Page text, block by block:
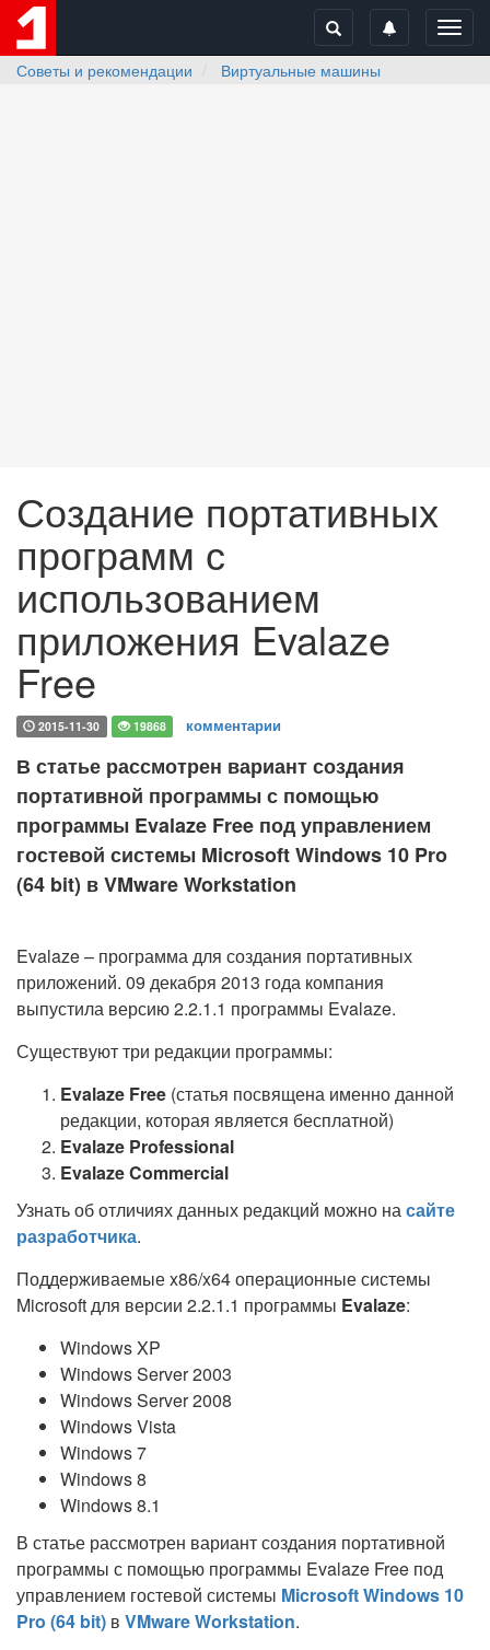
Советы и рекомендации
Виртуальные машины
Создание портативных
программ с
использованием
приложения Evalaze
Free
2015-11-30 19868 комментарии
В статье рассмотрен вариант создания
портативной программы с помощью
программы Evalaze Free под управлением
гостевой системы Microsoft Windows 10 Pro
(64 bit) в VMware Workstation
Evalaze – программа для создания портативных
приложений. 09 декабря 2013 года компания
выпустила версию 2.2.1.1 программы Evalaze.
Существуют три редакции программы:
Evalaze Free (статья посвящена именно данной
редакции, которая является бесплатной)
Evalaze Professional
Evalaze Commercial
Узнать об отличиях данных редакций можно насайте
разработчика.
Поддерживаемые x86/x64 операционные системы
Microsoft для версии 2.2.1.1 программы Evalaze:
Windows XP
Windows Server 2003
Windows Server 2008
Windows Vista
Windows 7
Windows 8
Windows 8.1
В статье рассмотрен вариант создания портативной
программы с помощью программы Evalaze Free под
управлением гостевой системы Microsoft Windows 10
Pro (64 bit) в VMware Workstation.